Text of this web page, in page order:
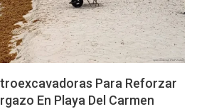
Para Reforzar
En Playa Del Carmen